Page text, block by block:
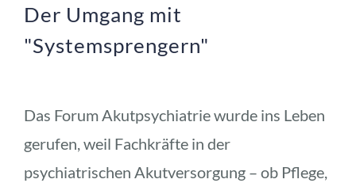
Der Umgang mit
"Systemsprengern"
Das Forum Akutpsychiatrie wurde ins Leben
gerufen, weil Fachkräfte in der
psychiatrischen Akutversorgung – ob Pflege,